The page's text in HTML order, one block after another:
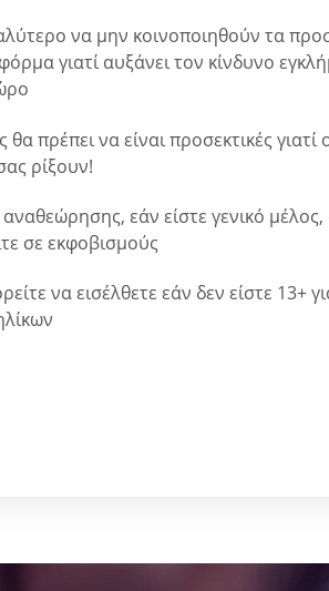
να μην κοινοποιηθούν τα
γιατί αυξάνει τον κίνδυνο
θα πρέπει να είναι προσεκτικές γιατί
ρίξουν!
εάν είστε γενικό μέλος,
σε εκφοβισμούς
να εισέλθετε εάν δεν είστε 13+